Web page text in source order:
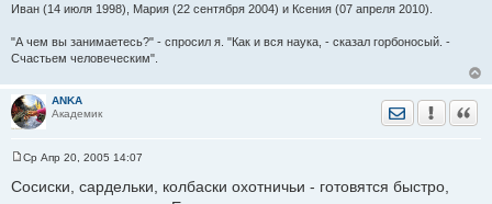
Иван (14 июля 1998), Мария (22 сентября 2004) и Ксения (07 апреля 2010).
"А чем вы занимаетесь?" - спросил я. "Как и вся наука, - сказал горбоносый. -
Счастьем человеческим".
ANKA
Академик
Отправить
о
Ср Апр 20, 2005 14:07
Сосиски, сардельки, колбаски охотничьи - готовятся быстро,